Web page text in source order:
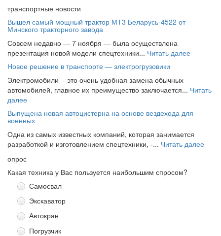
транспортные новости
Вышел самый мощный трактор МТ3 Беларусь-4522 от
Минского тракторного завода
Совсем недавно — 7 ноября — была осуществлена
презентация новой модели спецтехники... Читать далее
Новое решение в транспорте — электрогрузовики
Электромобили - это очень удобная замена обычных
автомобилей, главное их преимущество заключается... Читать
далее
Выпущена новая автоцистерна на основе вездехода для
военных
Одна из самых известных компаний, которая занимается
разработкой и изготовлением спецтехники, -... Читать далее
опрос
Какая техника у Вас пользуется наибольшим спросом?
Самосвал
Экскаватор
Автокран
Погрузчик